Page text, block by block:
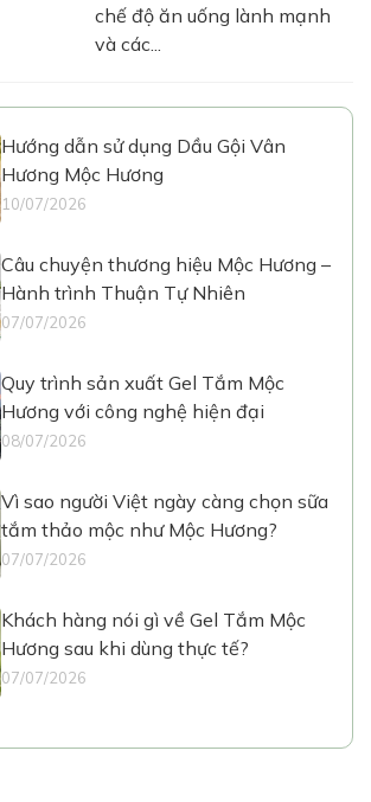
chế độ ăn uống lành mạnh
và các...
Hướng dẫn sử dụng Dầu Gội Vân
Hương Mộc Hương
10/07/2026
Câu chuyện thương hiệu Mộc Hương –
Hành trình Thuận Tự Nhiên
07/07/2026
Quy trình sản xuất Gel Tắm Mộc
Hương với công nghệ hiện đại
08/07/2026
Vì sao người Việt ngày càng chọn sữa
tắm thảo mộc như Mộc Hương?
07/07/2026
Khách hàng nói gì về Gel Tắm Mộc
Hương sau khi dùng thực tế?
07/07/2026